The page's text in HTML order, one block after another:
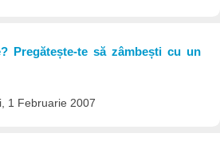
Pregătește-te să zâmbești cu un
1 Februarie 2007